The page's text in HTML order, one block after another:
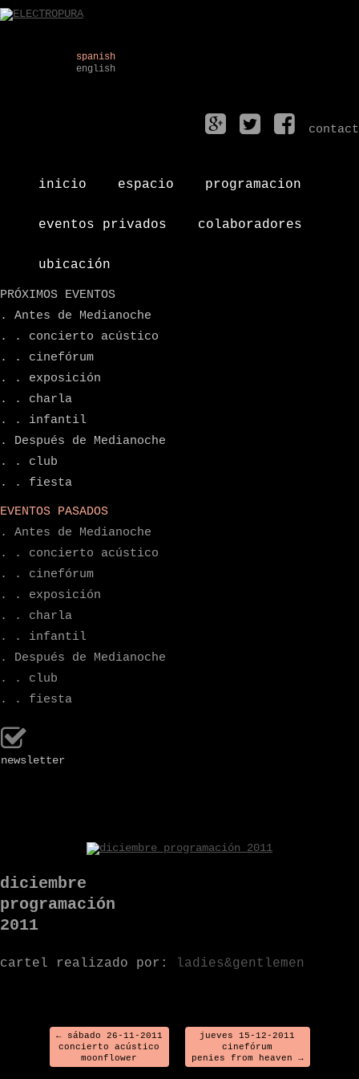
spanish
english
contact
inicio espacio programacion
eventos privados colaboradores
ubicación
PRÓXIMOS EVENTOS
. Antes de Medianoche
. . concierto acústico
. . cinefórum
. . exposición
. . charla
. . infantil
. Después de Medianoche
. . club
. . fiesta
EVENTOS PASADOS
. Antes de Medianoche
. . concierto acústico
. . cinefórum
. . exposición
. . charla
. . infantil
. Después de Medianoche
. . club
. . fiesta
newsletter
diciembre
programación
2011
cartel realizado por: ladies&gentlemen
←sábado 26-11-2011
concierto acústico
moonflower
jueves 15-12-2011
cinefórum
penies from heaven →